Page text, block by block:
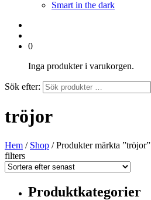
Smart in the dark
0
Inga produkter i varukorgen.
Sök efter:
tröjor
Hem / Shop / Produkter märkta ”tröjor”
filters
Produktkategorier